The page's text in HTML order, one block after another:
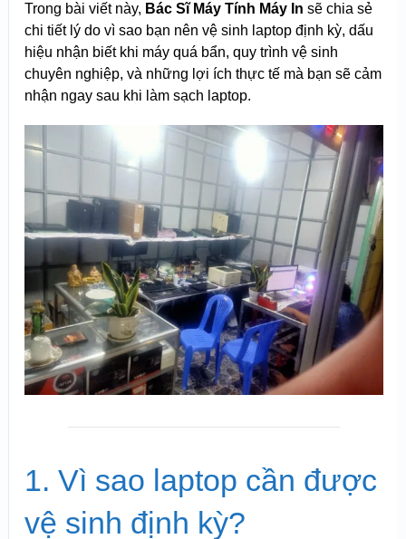
Trong bài viết này, Bác Sĩ Máy Tính Máy In sẽ chia sẻ
chi tiết lý do vì sao bạn nên vệ sinh laptop định kỳ, dấu
hiệu nhận biết khi máy quá bẩn, quy trình vệ sinh
chuyên nghiệp, và những lợi ích thực tế mà bạn sẽ cảm
nhận ngay sau khi làm sạch laptop.
1. Vì sao laptop cần được
vệ sinh định kỳ?